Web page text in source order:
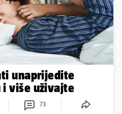
unaprijedite
i više uživajte
73